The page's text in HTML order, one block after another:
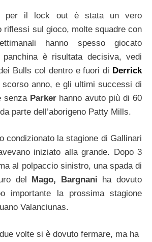
per il lock out è stata un vero
sul gioco, molte squadre con
hanno spesso giocato
è risultata decisiva, vedi
Bulls col dentro e fuori di Derrick
scorso anno, e gli ultimi successi di
senza Parkerhanno avuto più di 60
parte dell’aborigeno Patty Mills.
condizionato la stagione di Gallinari
iniziato alla grande. Dopo 3
al polpaccio sinistro, una spada di
del
Mago, Bargnani ha dovuto
importante la prossima stagione
Valanciunas.
volte si è dovuto fermare, ma ha